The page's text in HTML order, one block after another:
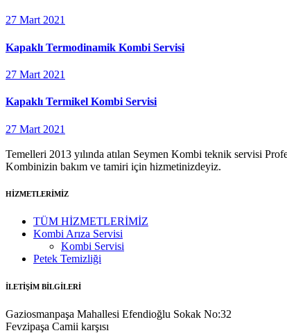
27 Mart 2021
Kapaklı Termodinamik Kombi Servisi
27 Mart 2021
Kapaklı Termikel Kombi Servisi
27 Mart 2021
Temelleri 2013 yılında atılan Seymen Kombi teknik servisi
Kombinizin bakım ve tamiri için hizmetinizdeyiz.
HİZMETLERİMİZ
TÜM HİZMETLERİMİZ
Kombi Arıza Servisi
Kombi Servisi
Petek Temizliği
İLETİŞİM BİLGİLERİ
Gaziosmanpaşa Mahallesi Efendioğlu Sokak No:32
Fevzipaşa Camii karşısı